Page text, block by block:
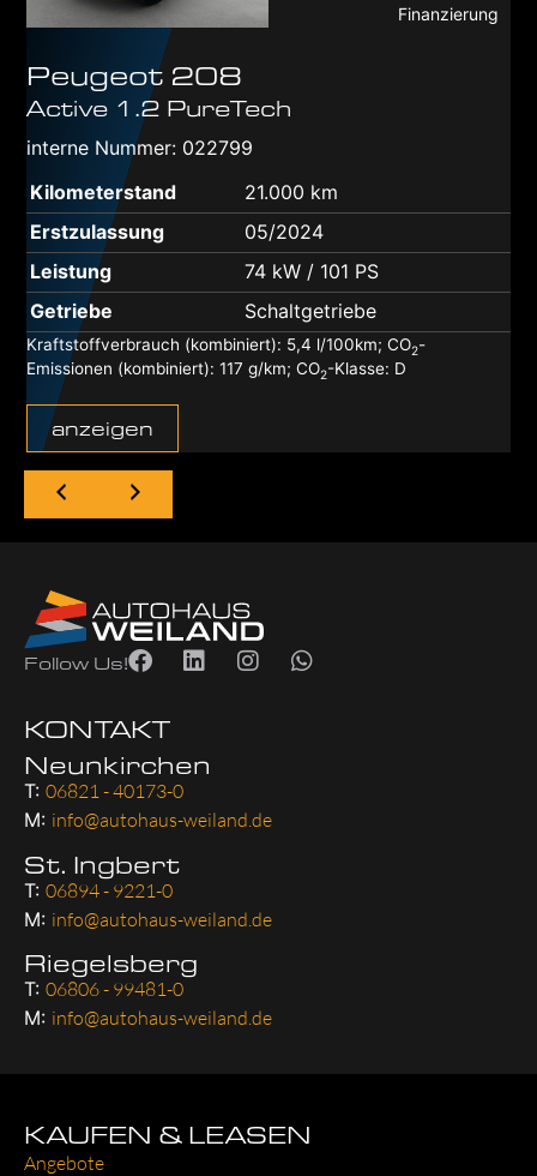
Finanzierung
Peugeot 208
Active 1.2 PureTech
interne Nummer: 022799
Kilometerstand
21.000 km
Erstzulassung
05/2024
Leistung
74 kW / 101 PS
Getriebe
Schaltgetriebe
Kraftstoffverbrauch (kombiniert): 5,4 l/100km; CO2-
Emissionen (kombiniert): 117 g/km; CO2-Klasse: D
anzeigen
Follow Us!
KONTAKT
Neunkirchen
T: 06821 - 40173-0
M: info@autohaus-weiland.de
St. Ingbert
T: 06894 - 9221-0
M: info@autohaus-weiland.de
Riegelsberg
T: 06806 - 99481-0
M: info@autohaus-weiland.de
KAUFEN & LEASEN
Ange­bo­te